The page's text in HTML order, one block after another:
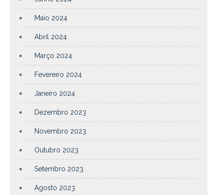
Maio 2024
Abril 2024
Março 2024
Fevereiro 2024
Janeiro 2024
Dezembro 2023
Novembro 2023
Outubro 2023
Setembro 2023
Agosto 2023